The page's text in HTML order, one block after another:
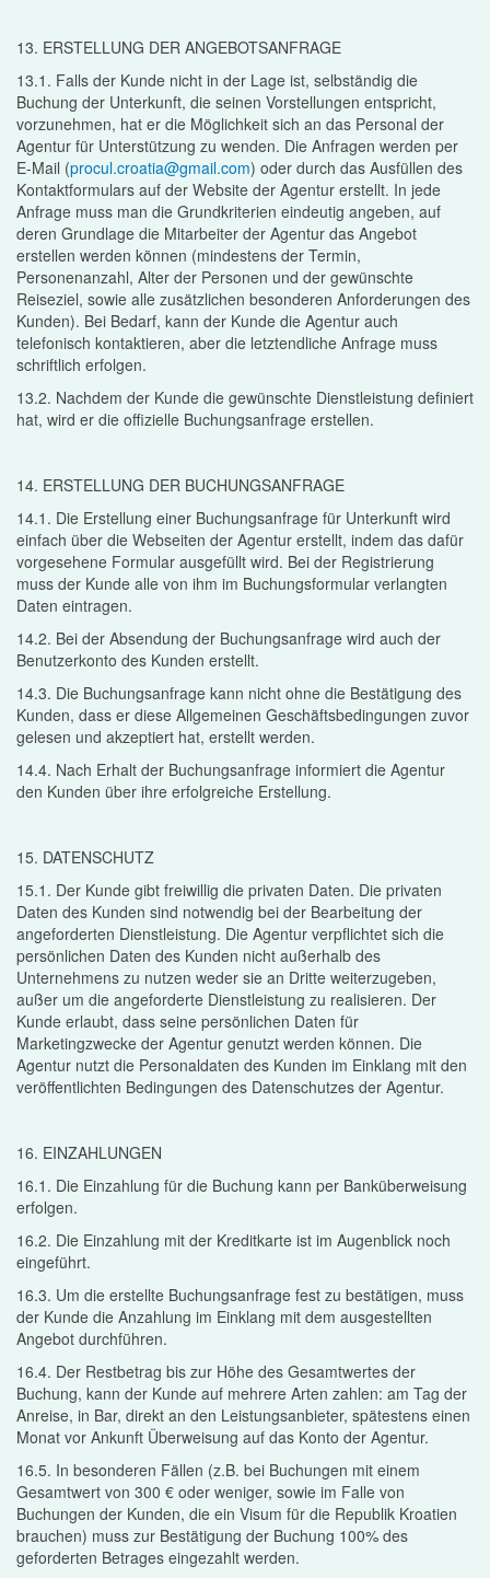
13. ERSTELLUNG DER ANGEBOTSANFRAGE
13.1. Falls der Kunde nicht in der Lage ist, selbständig die
Buchung der Unterkunft, die seinen Vorstellungen entspricht,
vorzunehmen, hat er die Möglichkeit sich an das Personal der
Agentur für Unterstützung zu wenden. Die Anfragen werden per
E-Mail (procul.croatia@gmail.com) oder durch das Ausfüllen des
Kontaktformulars auf der Website der Agentur erstellt. In jede
Anfrage muss man die Grundkriterien eindeutig angeben, auf
deren Grundlage die Mitarbeiter der Agentur das Angebot
erstellen werden können (mindestens der Termin,
Personenanzahl, Alter der Personen und der gewünschte
Reiseziel, sowie alle zusätzlichen besonderen Anforderungen des
Kunden). Bei Bedarf, kann der Kunde die Agentur auch
telefonisch kontaktieren, aber die letztendliche Anfrage muss
schriftlich erfolgen.
13.2. Nachdem der Kunde die gewünschte Dienstleistung definiert
hat, wird er die offizielle Buchungsanfrage erstellen.
14. ERSTELLUNG DER BUCHUNGSANFRAGE
14.1. Die Erstellung einer Buchungsanfrage für Unterkunft wird
einfach über die Webseiten der Agentur erstellt, indem das dafür
vorgesehene Formular ausgefüllt wird. Bei der Registrierung
muss der Kunde alle von ihm im Buchungsformular verlangten
Daten eintragen.
14.2. Bei der Absendung der Buchungsanfrage wird auch der
Benutzerkonto des Kunden erstellt.
14.3. Die Buchungsanfrage kann nicht ohne die Bestätigung des
Kunden, dass er diese Allgemeinen Geschäftsbedingungen zuvor
gelesen und akzeptiert hat, erstellt werden.
14.4. Nach Erhalt der Buchungsanfrage informiert die Agentur
den Kunden über ihre erfolgreiche Erstellung.
15. DATENSCHUTZ
15.1. Der Kunde gibt freiwillig die privaten Daten. Die privaten
Daten des Kunden sind notwendig bei der Bearbeitung der
angeforderten Dienstleistung. Die Agentur verpflichtet sich die
persönlichen Daten des Kunden nicht außerhalb des
Unternehmens zu nutzen weder sie an Dritte weiterzugeben,
außer um die angeforderte Dienstleistung zu realisieren. Der
Kunde erlaubt, dass seine persönlichen Daten für
Marketingzwecke der Agentur genutzt werden können. Die
Agentur nutzt die Personaldaten des Kunden im Einklang mit den
veröffentlichten Bedingungen des Datenschutzes der Agentur.
16. EINZAHLUNGEN
16.1. Die Einzahlung für die Buchung kann per Banküberweisung
erfolgen.
16.2. Die Einzahlung mit der Kreditkarte ist im Augenblick noch
eingeführt.
16.3. Um die erstellte Buchungsanfrage fest zu bestätigen, muss
der Kunde die Anzahlung im Einklang mit dem ausgestellten
Angebot durchführen.
16.4. Der Restbetrag bis zur Höhe des Gesamtwertes der
Buchung, kann der Kunde auf mehrere Arten zahlen: am Tag der
Anreise, in Bar, direkt an den Leistungsanbieter, spätestens einen
Monat vor Ankunft Überweisung auf das Konto der Agentur.
16.5. In besonderen Fällen (z.B. bei Buchungen mit einem
Gesamtwert von 300 € oder weniger, sowie im Falle von
Buchungen der Kunden, die ein Visum für die Republik Kroatien
brauchen) muss zur Bestätigung der Buchung 100% des
geforderten Betrages eingezahlt werden.